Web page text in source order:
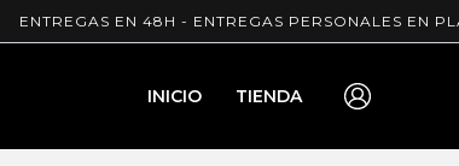
ENTREGAS EN 48H - ENTREGAS PERSONALES EN
INICIO TIENDA